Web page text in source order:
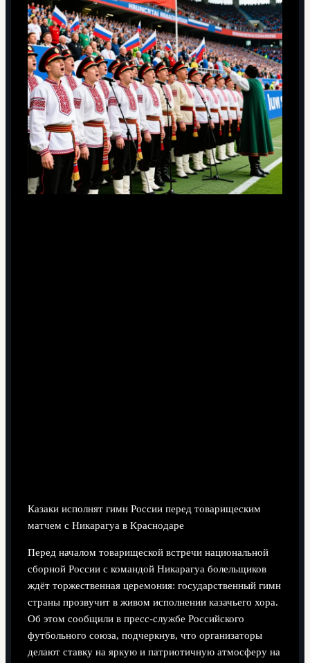
Казаки исполнят гимн России перед товарищеским
матчем с Никарагуа в Краснодаре
Перед началом товарищеской встречи национальной
сборной России с командой Никарагуа болельщиков
ждёт торжественная церемония: государственный гимн
страны прозвучит в живом исполнении казачьего хора.
Об этом сообщили в пресс-службе Российского
футбольного союза, подчеркнув, что организаторы
делают ставку на яркую и патриотичную атмосферу на